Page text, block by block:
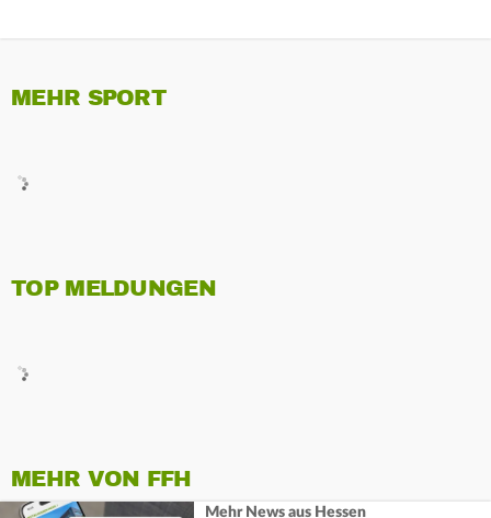
MEHR SPORT
TOP MELDUNGEN
MEHR VON FFH
Mehr News aus Hessen